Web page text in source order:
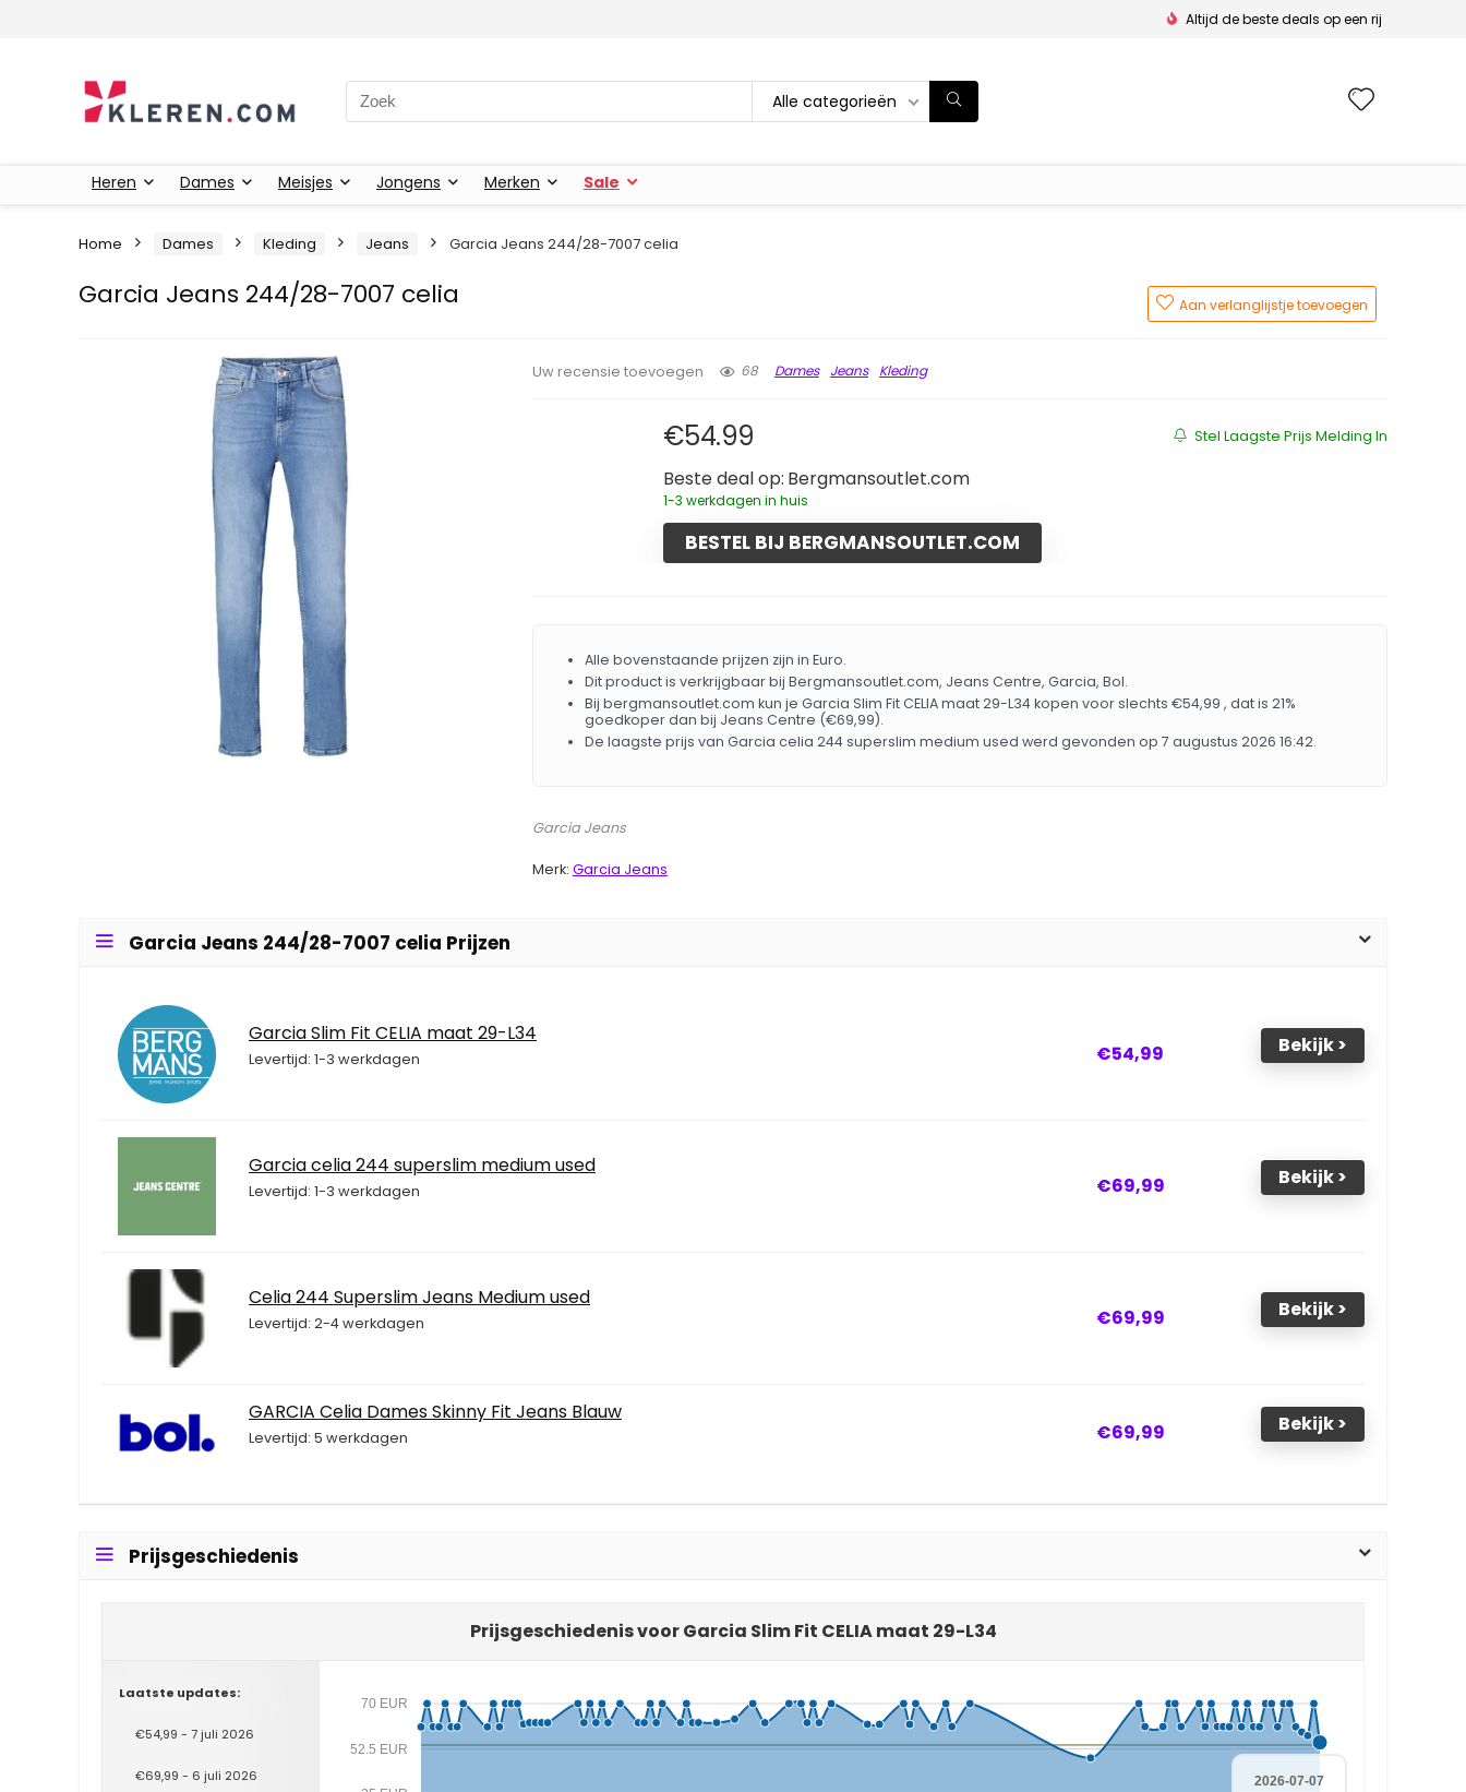
Altijd de beste deals op een rij
Zoeken naar: Alle categorieën
Heren Dames Meisjes Jongens Merken Sale
Home Dames Kleding Jeans Garcia Jeans 244/28-7007 celia
Garcia Jeans 244/28-7007 celia Aan verlanglijstje toevoegen
Uw recensie toevoegen 68 Dames Jeans Kleding
Stel Laagste Prijs Melding In
€54.99
Beste deal op: Bergmansoutlet.com
1-3 werkdagen in huis
BESTEL BIJ BERGMANSOUTLET.COM
Alle bovenstaande prijzen zijn in Euro.
Dit product is verkrijgbaar bij Bergmansoutlet.com, Jeans Centre, Garcia, Bol.
Bij bergmansoutlet.com kun je Garcia Slim Fit CELIA maat 29-L34 kopen voor slechts €54,99 , dat is 21%
goedkoper dan bij Jeans Centre (€69,99).
De laagste prijs van Garcia celia 244 superslim medium used werd gevonden op 7 augustus 2026 16:42.
Garcia Jeans
Merk: Garcia Jeans
Garcia Jeans 244/28-7007 celia Prijzen
Garcia Slim Fit CELIA maat 29-L34
Levertijd: 1-3 werkdagen €54,99 Bekijk >
Garcia celia 244 superslim medium used
Levertijd: 1-3 werkdagen €69,99 Bekijk >
Celia 244 Superslim Jeans Medium used
Levertijd: 2-4 werkdagen €69,99 Bekijk >
GARCIA Celia Dames Skinny Fit Jeans Blauw
Levertijd: 5 werkdagen €69,99 Bekijk >
Prijsgeschiedenis
Prijsgeschiedenis voor Garcia Slim Fit CELIA maat 29-L34
Laatste updates:
€54,99 - 7 juli 2026
€69,99 - 6 juli 2026
52.5 EUR
70 EUR
2026-07-07